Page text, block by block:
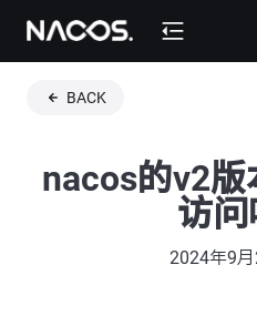
BACK
nacos的v2
访问
2024年9